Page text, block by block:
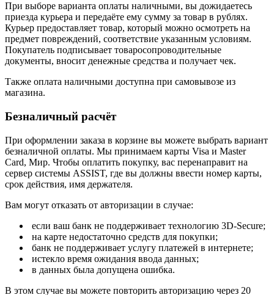
При выборе варианта оплаты наличными, вы дожидаетесь
приезда курьера и передаёте ему сумму за товар в рублях.
Курьер предоставляет товар, который можно осмотреть на
предмет повреждений, соответствие указанным условиям.
Покупатель подписывает товаросопроводительные
документы, вносит денежные средства и получает чек.
Также оплата наличными доступна при самовывозе из
магазина.
Безналичный расчёт
При оформлении заказа в корзине вы можете выбрать вариант
безналичной оплаты. Мы принимаем карты Visa и Master
Card, Мир. Чтобы оплатить покупку, вас перенаправит на
сервер системы ASSIST, где вы должны ввести номер карты,
срок действия, имя держателя.
Вам могут отказать от авторизации в случае:
если ваш банк не поддерживает технологию 3D-Secure;
на карте недостаточно средств для покупки;
банк не поддерживает услугу платежей в интернете;
истекло время ожидания ввода данных;
в данных была допущена ошибка.
В этом случае вы можете повторить авторизацию через 20